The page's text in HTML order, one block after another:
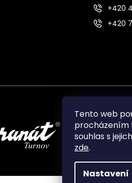
Tento web
procházením
souhlas s
zde.
Nastavení
+420
+420